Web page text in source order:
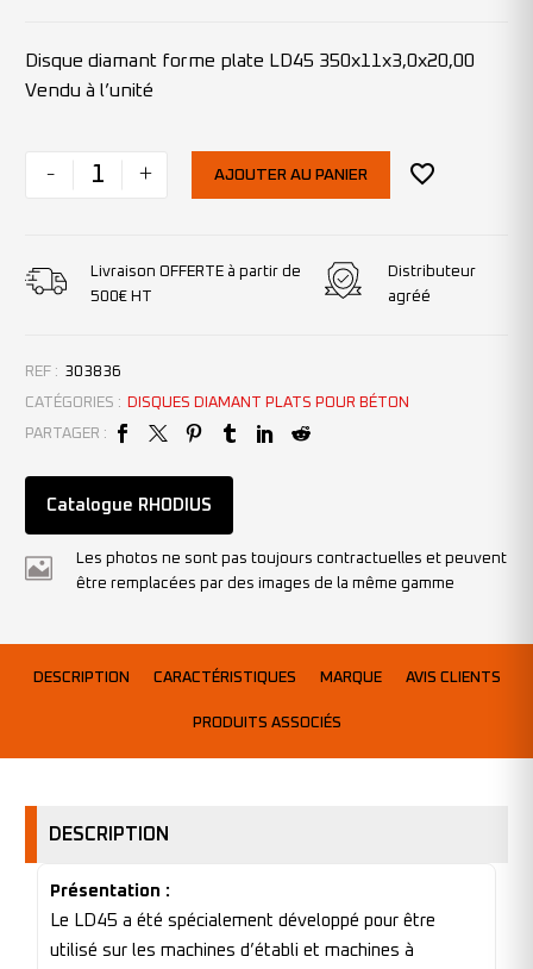
Disque diamant forme plate LD45 350x11x3,0x20,00
Vendu à l’unité
- + AJOUTER AU PANIER
Livraison OFFERTE à partir de
500€ HT
Distributeur
agréé
REF : 303836
CATÉGORIES :
DISQUES DIAMANT PLATS POUR BÉTON
PARTAGER :
Catalogue RHODIUS
Les photos ne sont pas toujours contractuelles et peuvent
être remplacées par des images de la même gamme
DESCRIPTION CARACTÉRISTIQUES MARQUE AVIS CLIENTS
PRODUITS ASSOCIÉS
DESCRIPTION
Présentation :
Le LD45 a été spécialement développé pour être
utilisé sur les machines d’établi et machines à